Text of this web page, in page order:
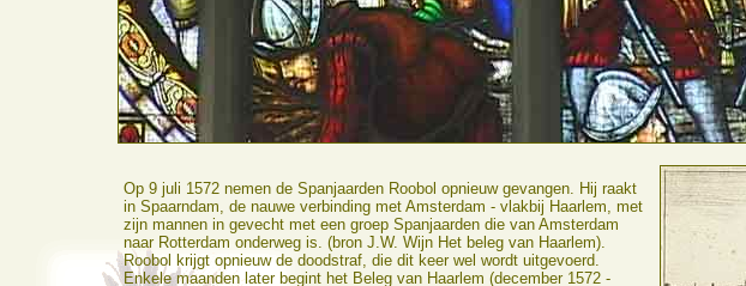
Op 9 juli 1572 nemen de Spanjaarden Roobol opnieuw gevangen. Hij raakt
in Spaarndam, de nauwe verbinding met Amsterdam - vlakbij Haarlem, met
zijn mannen in gevecht met een groep Spanjaarden die van Amsterdam
naar Rotterdam onderweg is. (bron J.W. Wijn Het beleg van Haarlem).
Roobol krijgt opnieuw de doodstraf, die dit keer wel wordt uitgevoerd.
Enkele maanden later begint het Beleg van Haarlem (december 1572 -